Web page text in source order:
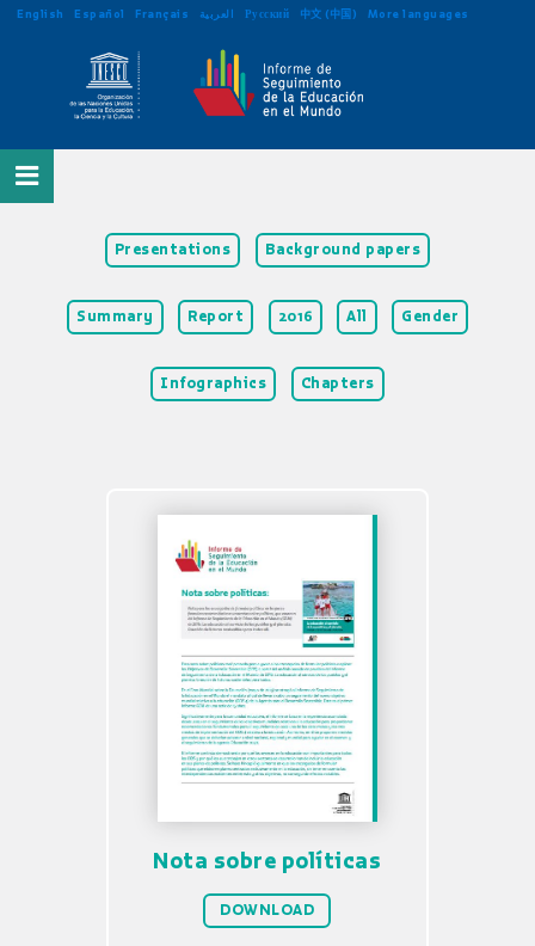
English Español Français العربية Русский 中文 (中国) More languages
Presentations Background papers
Summary Report 2016 All Gender
Infographics Chapters
Nota sobre políticas
DOWNLOAD